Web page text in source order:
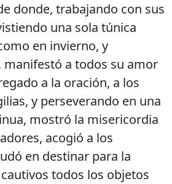
donde, trabajando con sus
una sola túnica
en invierno, y
manifestó a todos su amor
a la oración, a los
y perseverando en una
mostró la misericordia
acogió a los
en destinar para la
todos los objetos